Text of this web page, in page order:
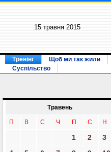
15 травня 2015
Тренінг Щоб ми так жили
Суспільство
Травень
П В С Ч П С Н
1 2
3